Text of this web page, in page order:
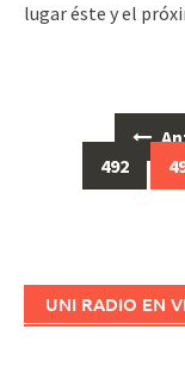
lugar éste y el
492
UNI RADIO EN